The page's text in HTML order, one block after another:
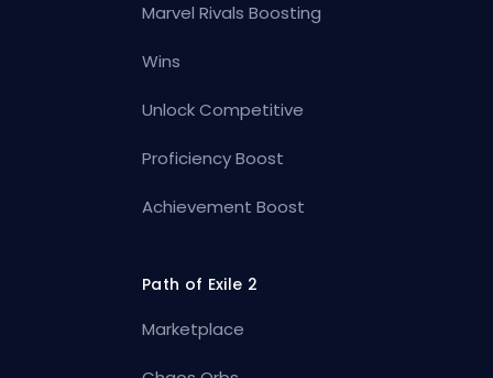
Marvel Rivals Boosting
Wins
Unlock Competitive
Proficiency Boost
Achievement Boost
Path of Exile 2
Marketplace